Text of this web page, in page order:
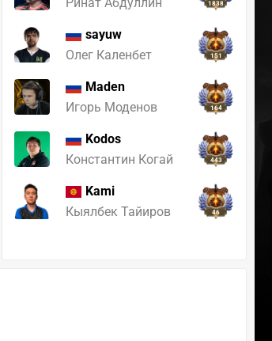
1838
sayuw
Олег Каленбет
151
Maden
Игорь Моденов
164
Kodos
Константин Когай
443
Kami
Кыялбек Тайиров
46